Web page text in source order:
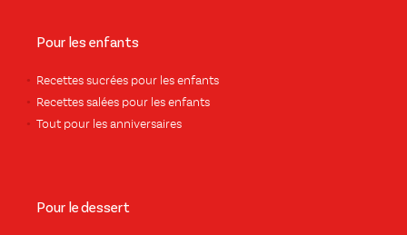
Pour les enfants
Recettes sucrées pour les enfants
Recettes salées pour les enfants
Tout pour les anniversaires
Pour le dessert